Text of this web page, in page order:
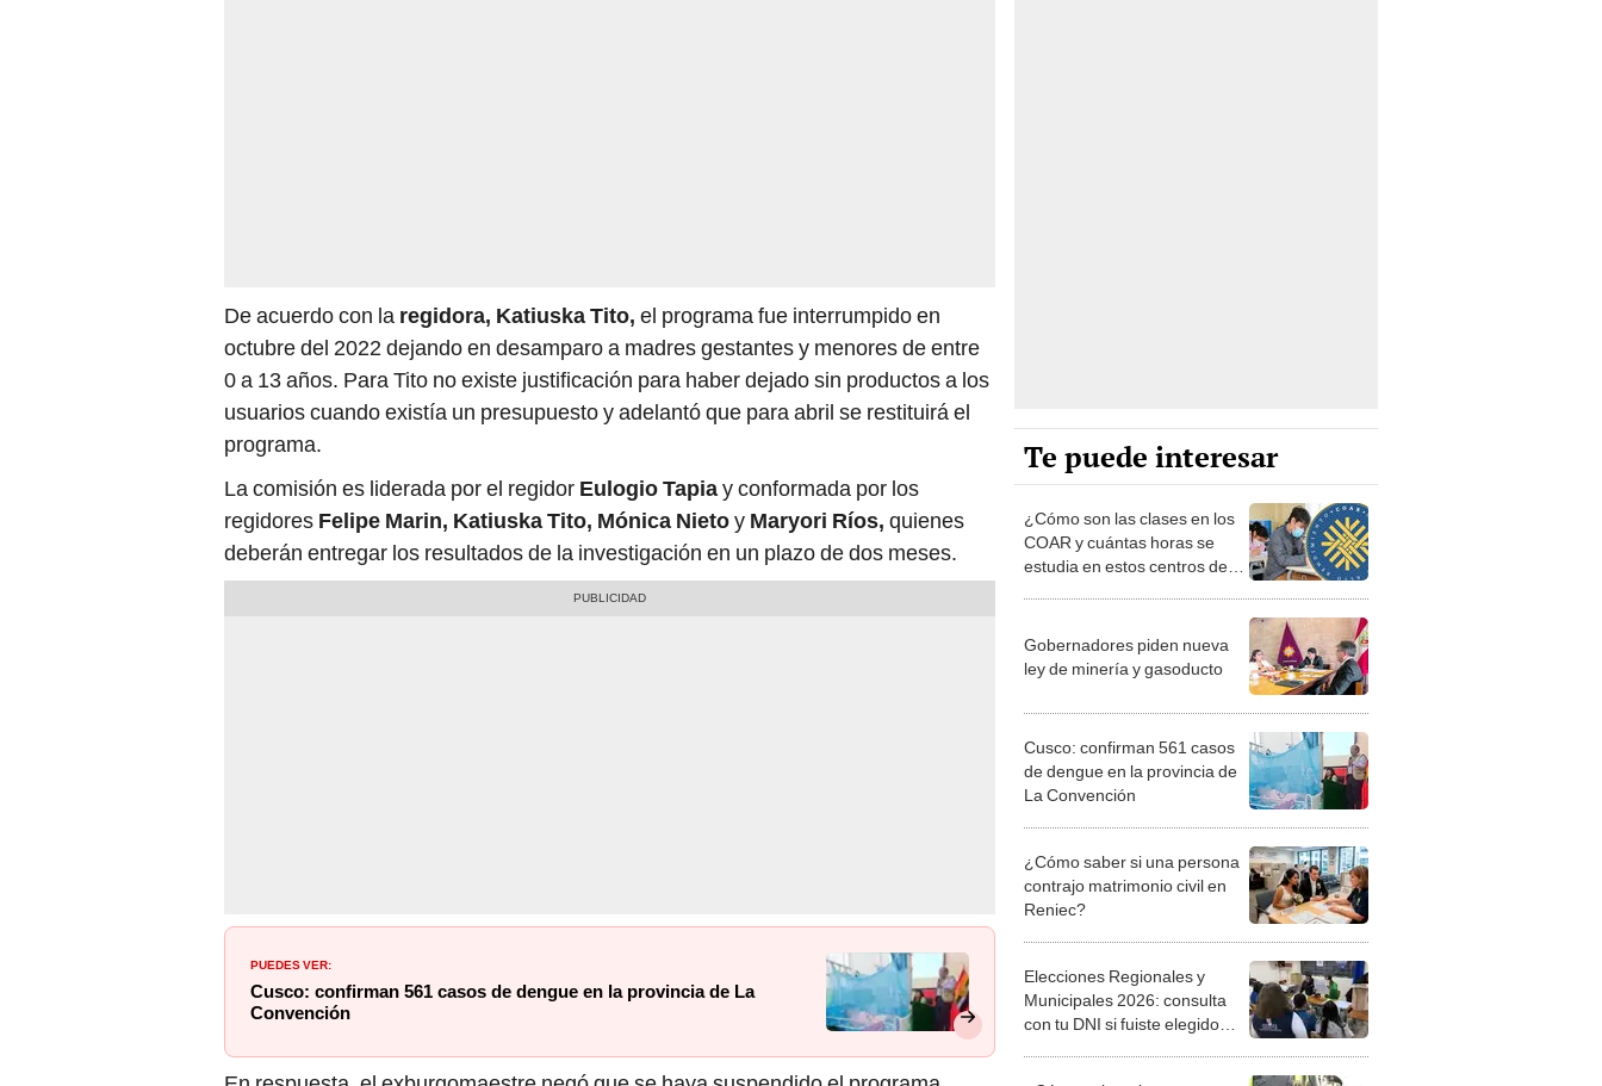
De acuerdo con la regidora, Katiuska Tito, el programa fue interrumpido en
octubre del 2022 dejando en desamparo a madres gestantes y menores de entre
0 a 13 años. Para Tito no existe justificación para haber dejado sin productos a los
usuarios cuando existía un presupuesto y adelantó que para abril se restituirá el
programa.
La comisión es liderada por el regidor Eulogio Tapiay conformada por los
regidores Felipe Marin, Katiuska Tito, Mónica Nietoy Maryori Ríos, quienes
deberán entregar los resultados de la investigación en un plazo de dos meses.
PUEDES VER:
Cusco: confirman 561 casos de dengue en la provincia de La
Convención
Te puede interesar
¿Cómo son las clases en los
COAR y cuántas horas se
estudia en estos centros de
Gobernadores piden nueva
ley de minería y gasoducto
Cusco: confirman 561 casos
de dengue en la provincia de
La Convención
¿Cómo saber si una persona
contrajo matrimonio civil en
Reniec?
Elecciones Regionales y
Municipales 2026: consulta
con tu DNI si fuiste elegido